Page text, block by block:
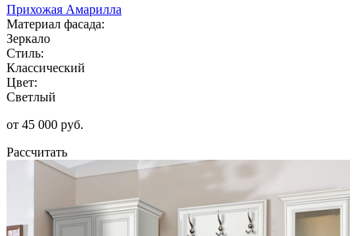
Прихожая Амарилла
Материал фасада:
Зеркало
Стиль:
Классический
Цвет:
Светлый
от 45 000 руб.
Рассчитать